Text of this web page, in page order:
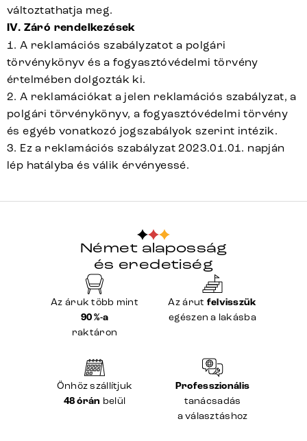
változtathatja meg.
IV. Záró rendelkezések
1. A reklamációs szabályzatot a polgári
törvénykönyv és a fogyasztóvédelmi törvény
értelmében dolgozták ki.
2. A reklamációkat a jelen reklamációs szabályzat, a
polgári törvénykönyv, a fogyasztóvédelmi törvény
és egyéb vonatkozó jogszabályok szerint intézik.
3. Ez a reklamációs szabályzat 2023.01.01. napján
lép hatályba és válik érvényessé.
Német alaposság
és eredetiség
Az áruk több mint
90 %-a
raktáron
Az árut felvisszük
egészen a lakásba
Önhöz szállítjuk
48 órán belül
Professzionális
tanácsadás
a választáshoz